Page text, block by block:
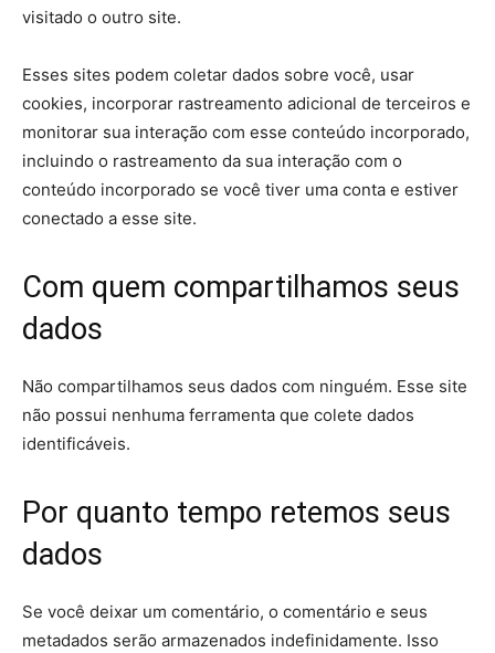
visitado o outro site.
Esses sites podem coletar dados sobre você, usar
cookies, incorporar rastreamento adicional de terceiros e
monitorar sua interação com esse conteúdo incorporado,
incluindo o rastreamento da sua interação com o
conteúdo incorporado se você tiver uma conta e estiver
conectado a esse site.
Com quem compartilhamos seus
dados
Não compartilhamos seus dados com ninguém. Esse site
não possui nenhuma ferramenta que colete dados
identificáveis.
Por quanto tempo retemos seus
dados
Se você deixar um comentário, o comentário e seus
metadados serão armazenados indefinidamente. Isso